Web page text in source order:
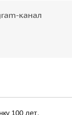
канал
100 лет.